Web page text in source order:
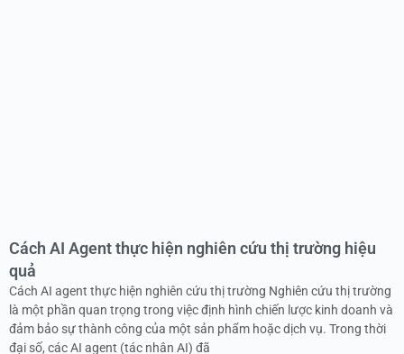
Cách AI Agent thực hiện nghiên cứu thị trường hiệu
quả
Cách AI agent thực hiện nghiên cứu thị trường Nghiên cứu thị trường
là một phần quan trọng trong việc định hình chiến lược kinh doanh và
đảm bảo sự thành công của một sản phẩm hoặc dịch vụ. Trong thời
đại số, các AI agent (tác nhân AI) đã